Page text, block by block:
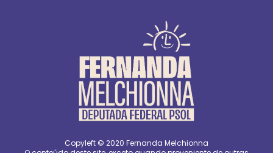
Copyleft © 2020 Fernanda Melchionna